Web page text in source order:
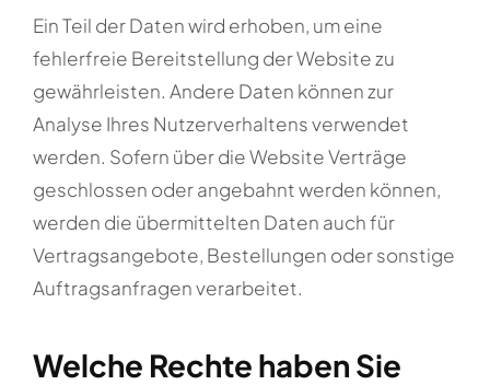
Ein Teil der Daten wird erhoben, um eine
fehlerfreie Bereitstellung der Website zu
gewährleisten. Andere Daten können zur
Analyse Ihres Nutzerverhaltens verwendet
werden. Sofern über die Website Verträge
geschlossen oder angebahnt werden können,
werden die übermittelten Daten auch für
Vertragsangebote, Bestellungen oder sonstige
Auftragsanfragen verarbeitet.
Welche Rechte haben Sie